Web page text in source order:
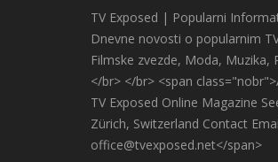
TV Exposed | Popularni
Dnevne novosti o popularnim
Filmske zvezde, Moda, Muzika,
</br> </br> <span
TV Exposed Online Magazine
Zürich, Switzerland Contact
office@tvexposed.net</span>